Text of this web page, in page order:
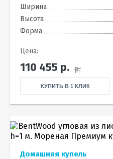
Ширина
Высота
Форма
Цена:
110 455 р. р.
КУПИТЬ В 1 КЛИК
Домашняя купель